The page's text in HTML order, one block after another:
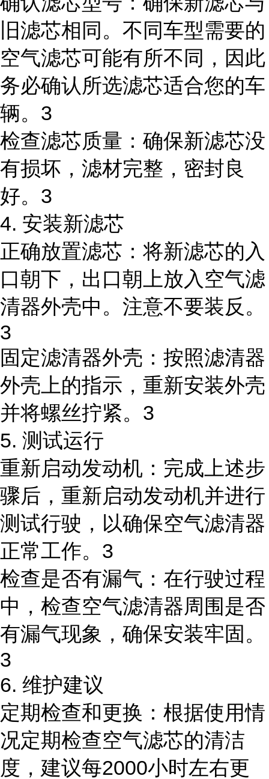
旧滤芯相同。不同车型需要的
空气滤芯可能有所不同，因此
务必确认所选滤芯适合您的车
辆。3
检查滤芯质量：确保新滤芯没
有损坏，滤材完整，密封良
好。3
4. 安装新滤芯
正确放置滤芯：将新滤芯的入
口朝下，出口朝上放入空气滤
清器外壳中。注意不要装反。
3
固定滤清器外壳：按照滤清器
外壳上的指示，重新安装外壳
并将螺丝拧紧。3
5. 测试运行
重新启动发动机：完成上述步
骤后，重新启动发动机并进行
测试行驶，以确保空气滤清器
正常工作。3
检查是否有漏气：在行驶过程
中，检查空气滤清器周围是否
有漏气现象，确保安装牢固。
3
6. 维护建议
定期检查和更换：根据使用情
况定期检查空气滤芯的清洁
度，建议每2000小时左右更